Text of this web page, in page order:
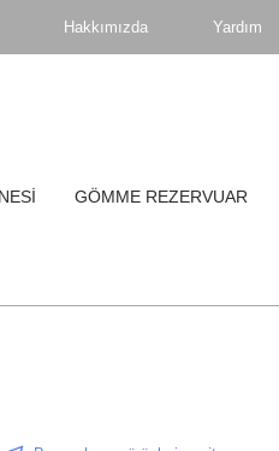
Hakkımızda Yardım
GÖMME REZERVUAR